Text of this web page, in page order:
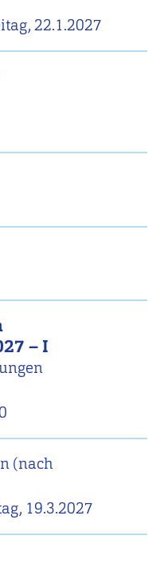
22.1.2027
– I
(nach
19.3.2027